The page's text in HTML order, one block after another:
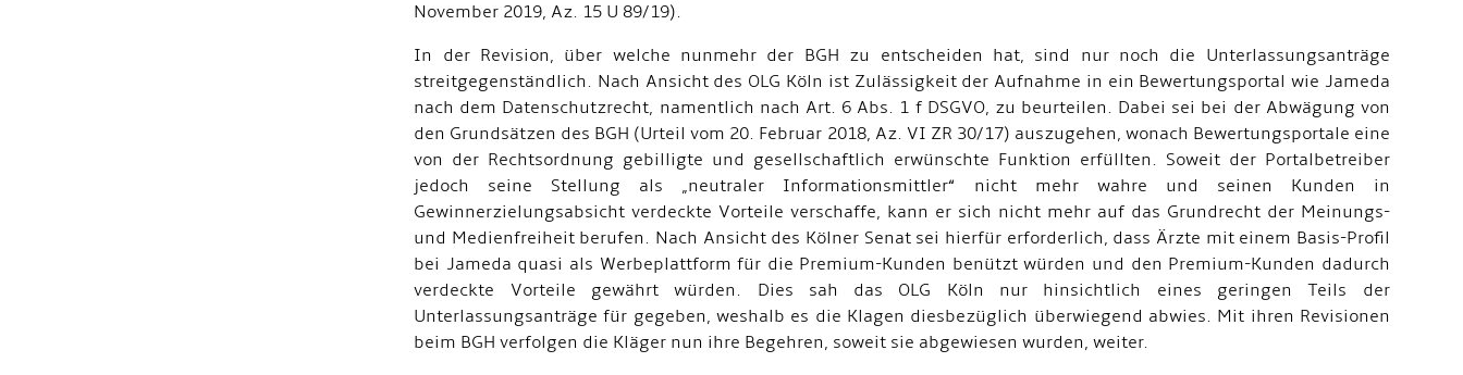
November 2019, Az. 15 U 89/19).
In der Revision, über welche nunmehr der BGH zu entscheiden hat, sind nur noch die Unterlassungsanträge
streitgegenständlich. Nach Ansicht des OLG Köln ist Zulässigkeit der Aufnahme in ein Bewertungsportal wie Jameda
nach dem Datenschutzrecht, namentlich nach Art. 6 Abs. 1 f DSGVO, zu beurteilen. Dabei sei bei der Abwägung von
den Grundsätzen des BGH (Urteil vom 20. Februar 2018, Az. VI ZR 30/17) auszugehen, wonach Bewertungsportale eine
von der Rechtsordnung gebilligte und gesellschaftlich erwünschte Funktion erfüllten. Soweit der Portalbetreiber
jedoch seine Stellung als „neutraler Informationsmittler“ nicht mehr wahre und seinen Kunden in
Gewinnerzielungsabsicht verdeckte Vorteile verschaffe, kann er sich nicht mehr auf das Grundrecht der Meinungs-
und Medienfreiheit berufen. Nach Ansicht des Kölner Senat sei hierfür erforderlich, dass Ärzte mit einem Basis-Profil
bei Jameda quasi als Werbeplattform für die Premium-Kunden benützt würden und den Premium-Kunden dadurch
verdeckte Vorteile gewährt würden. Dies sah das OLG Köln nur hinsichtlich eines geringen Teils der
Unterlassungsanträge für gegeben, weshalb es die Klagen diesbezüglich überwiegend abwies. Mit ihren Revisionen
beim BGH verfolgen die Kläger nun ihre Begehren, soweit sie abgewiesen wurden, weiter.